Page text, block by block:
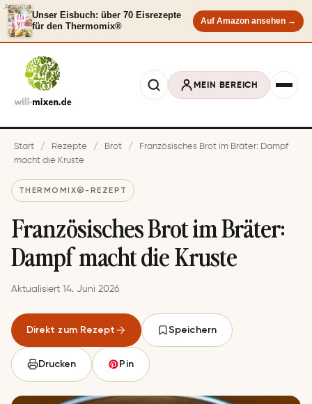
Anzeige
Unser Eisbuch: über 70 Eisrezepte
für den Thermomix®
Auf Amazon ansehen →
MEIN BEREICH
Start / Rezepte / Brot /
Französisches Brot im Bräter: Dampf
macht die Kruste
THERMOMIX®-REZEPT
Französisches Brot im Bräter:
Dampf macht die Kruste
Aktualisiert 14. Juni 2026
Direkt zum Rezept Speichern
Drucken Pin